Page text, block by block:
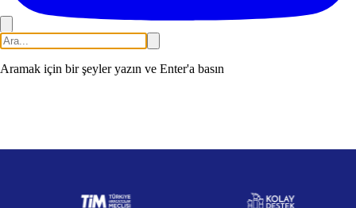
Aramak için bir şeyler yazın ve Enter'a basın